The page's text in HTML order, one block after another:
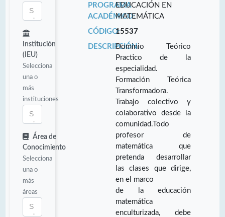
Institución
(IEU)
Selecciona
una o
más
instituciones
Área de
Conocimiento
Selecciona
una o
más
áreas
PROGRAMA
ACADÉMICO:
EDUCACIÓN EN
MATEMÁTICA
CÓDIGO:15537
DESCRIPCIÓN:Dominio Teórico
Practico de la
especialidad.
Formación Teórica
Transformadora.
Trabajo colectivo y
colaborativo desde la
comunidad.Todo
profesor de
matemática que
pretenda desarrollar
las clases que dirige,
en el marco
de la educación
matemática
enculturizada, debe